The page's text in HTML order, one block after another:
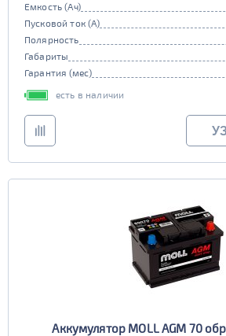
Емкость (Ач)
Пусковой ток (А)
Полярность
Габариты
Гарантия (мес)
есть в наличии
Аккумулятор MOLL AGM 70